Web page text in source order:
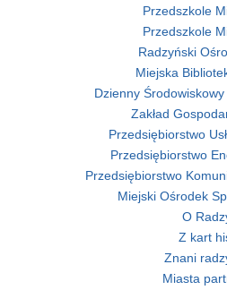
Przedszkole
Przedszkole
Radzyński
Miejska
Dzienny
Zakład
Przedsiębiorstwo
Przedsiębiorstwo
Przedsiębiorstwo
Miejski Ośrodek
O
Z kart
Znani
Miasta